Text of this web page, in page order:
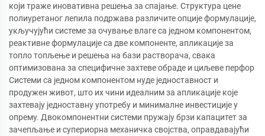
који траже иновативна решења за спајање. Структура цене
полиуретаног лепила подржава различите опције формулације,
укључујући системе за очување влаге са једном компонентом,
реактивне формулације са две компоненте, апликације за
топло топљење и решења на бази растворача, свака
оптимизована за специфичне захтеве обраде и циљеве перфор
Системи са једном компонентом нуде једноставност и
продужен живот, што их чини идеалним за апликације које
захтевају једноставну употребу и минималне инвестиције у
опрему. Двокомпонентни системи пружају брзи капацитет за
зачепљање и супериорна механичка својства, оправдавајући